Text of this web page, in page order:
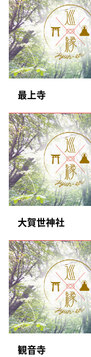
最上寺
大賀世神社
観音寺